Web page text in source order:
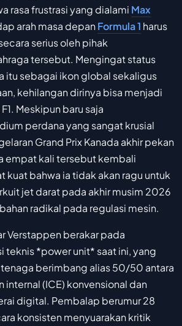
rasa frustrasi yang dialami Max
arah masa depanFormula 1 harus
serius oleh pihak
tersebut. Mengingat status
itu sebagai ikon global sekaligus
kehilangan dirinya bisa menjadi
Meskipun baru saja
perdana yang sangat krusial
Grand Prix Kanada akhir pekan
empat kali tersebut kembali
kuat bahwa ia tidak akan ragu untuk
jet darat pada akhir musim 2026
radikal pada regulasi mesin.
Verstappen berakar pada
teknis *power unit* saat ini, yang
berimbang alias 50/50 antara
internal (ICE) konvensional dan
digital. Pembalap berumur 28
konsisten menyuarakan kritik